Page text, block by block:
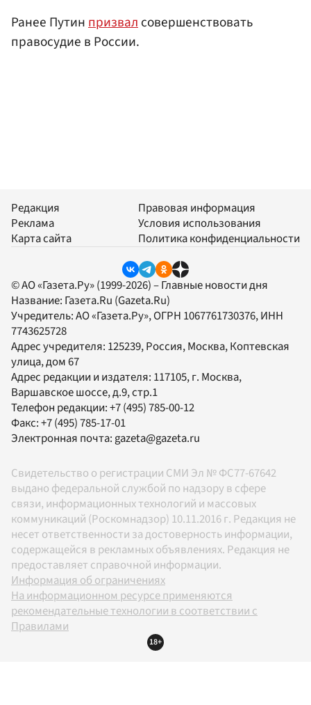
Ранее Путинпризвалсовершенствовать
правосудие в России.
Редакция
Реклама
Карта сайта
Правовая информация
Условия использования
Политика конфиденциальности
© АО «Газета.Ру» (1999-2026) – Главные новости дня
Название: Газета.Ru (Gazeta.Ru)
Учредитель:АО «Газета.Ру», ОГРН 1067761730376, ИНН
7743625728
Адрес учредителя: 125239, Россия, Москва, Коптевская
улица, дом 67
Адрес редакции и издателя: 117105, г. Москва,
Варшавское шоссе, д.9, стр.1
Телефон редакции:+7 (495) 785-00-12
Факс:+7 (495) 785-17-01
Электронная почта: gazeta@gazeta.ru
Свидетельство о регистрации СМИ Эл № ФС77-67642
выдано федеральной службой по надзору в сфере
связи, информационных технологий и массовых
коммуникаций (Роскомнадзор) 10.11.2016 г. Редакция не
несет ответственности за достоверность информации,
содержащейся в рекламных объявлениях. Редакция не
предоставляет справочной информации.
Информация об ограничениях
На информационном ресурсе применяются
рекомендательные технологии в соответствии с
Правилами
18+